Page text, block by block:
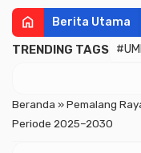
home Berita Utama
TRENDING TAGS
Beranda »Pemalang
Periode 2025–2030